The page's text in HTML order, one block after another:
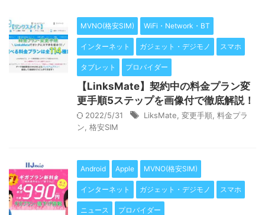
MVNO(格安SIM) WiFi・Network・BT
インターネット ガジェット・デジモノ スマホ
タブレット プロバイダー
【LinksMate】契約中の料金プラン変
更手順5ステップを画像付で徹底解説！
2022/5/31 LiksMate 変更手順 料金プラ
ン 格安SIM
Android Apple MVNO(格安SIM)
インターネット ガジェット・デジモノ スマホ
ニュース プロバイダー